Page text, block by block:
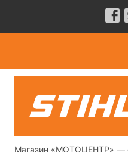
Магазин «МОТОЦЕНТР» —